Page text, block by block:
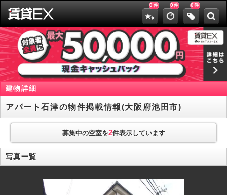
0 件 0件 0件
建物詳細
アパート石津の物件掲載情報(大阪府池田市)
募集中の空室を2件表示しています
写真一覧